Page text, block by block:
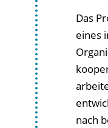
Das
eines
nach